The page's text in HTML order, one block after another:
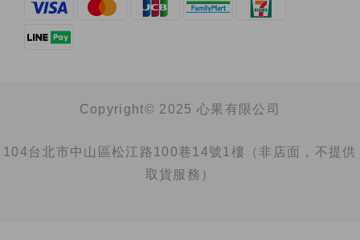
Copyright© 2025 心果有限公司
104台北市中山區松江路100巷14號1樓（非店面，不提供
取貨服務）